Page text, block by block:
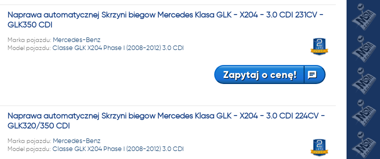
Naprawa automatycznej Skrzyni biegów Mercedes Klasa GLK - X204 - 3.0 CDI 231CV -
GLK350 CDI
Marka pojazdu: Mercedes-Benz
Model pojazdu: Classe GLK X204 Phase I (2008-2012) 3.0 CDI
Zapytaj o cenę!
Naprawa automatycznej Skrzyni biegów Mercedes Klasa GLK - X204 - 3.0 CDI 224CV -
GLK320/350 CDI
Marka pojazdu: Mercedes-Benz
Model pojazdu: Classe GLK X204 Phase I (2008-2012) 3.0 CDI